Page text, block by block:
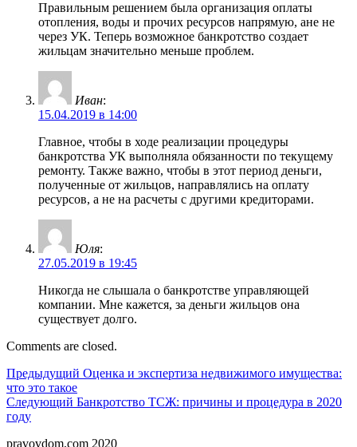
Правильным решением была организация оплаты
отопления, воды и прочих ресурсов напрямую, ане не
через УК. Теперь возможное банкротство создает
жильцам значительно меньше проблем.
Иван:
15.04.2019 в 14:00
Главное, чтобы в ходе реализации процедуры
банкротства УК выполняла обязанности по текущему
ремонту. Также важно, чтобы в этот период деньги,
полученные от жильцов, направлялись на оплату
ресурсов, а не на расчеты с другими кредиторами.
Юля:
27.05.2019 в 19:45
Никогда не слышала о банкротстве управляющей
компании. Мне кажется, за деньги жильцов она
существует долго.
Comments are closed.
Навигация
по
записям
Предыдущий Предыдущий
Оценка и экспертиза недвижимого имущества:
что это такое
Следующий Следующий
Банкротство ТСЖ: причины и процедура в 2020
году
pravovdom.com 2020